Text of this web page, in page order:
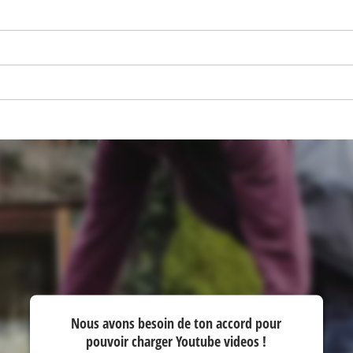
Nous avons besoin de ton accord pour
pouvoir charger Youtube videos !